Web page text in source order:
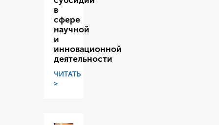
в
сфере
научной
и
инновационной
деятельности
ЧИТАТЬ
>